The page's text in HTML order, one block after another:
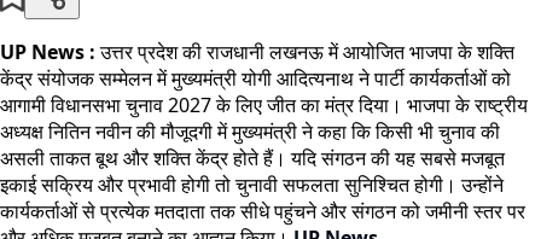
UP News :उत्तर प्रदेश की राजधानी लखनऊ में आयोजित भाजपा के शक्ति
केंद्र संयोजक सम्मेलन में मुख्यमंत्री योगी आदित्यनाथ ने पार्टी कार्यकर्ताओं को
आगामी विधानसभा चुनाव 2027 के लिए जीत का मंत्र दिया। भाजपा के राष्ट्रीय
अध्यक्ष नितिन नवीन की मौजूदगी में मुख्यमंत्री ने कहा कि किसी भी चुनाव की
असली ताकत बूथ और शक्ति केंद्र होते हैं। यदि संगठन की यह सबसे मजबूत
इकाई सक्रिय और प्रभावी होगी तो चुनावी सफलता सुनिश्चित होगी। उन्होंने
कार्यकर्ताओं से प्रत्येक मतदाता तक सीधे पहुंचने और संगठन को जमीनी स्तर पर